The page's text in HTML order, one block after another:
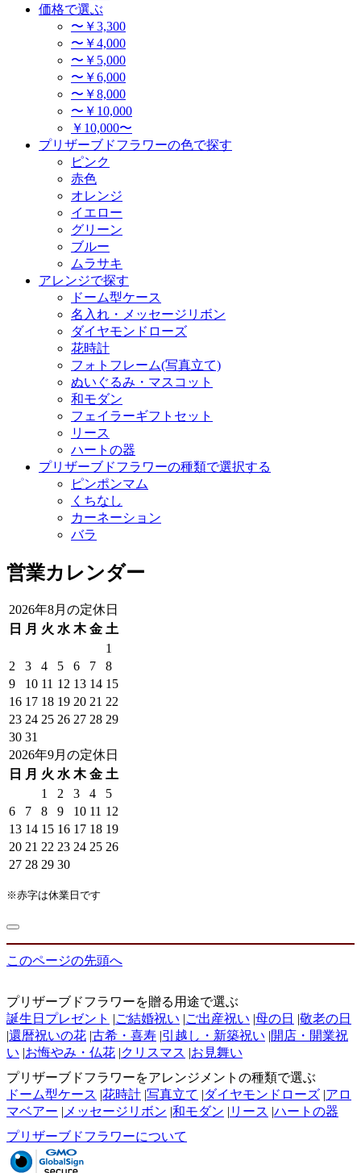
価格で選ぶ
〜￥3,300
〜￥4,000
〜￥5,000
〜￥6,000
〜￥8,000
〜￥10,000
￥10,000〜
プリザーブドフラワーの色で探す
ピンク
赤色
オレンジ
イエロー
グリーン
ブルー
ムラサキ
アレンジで探す
ドーム型ケース
名入れ・メッセージリボン
ダイヤモンドローズ
花時計
フォトフレーム(写真立て)
ぬいぐるみ・マスコット
和モダン
フェイラーギフトセット
リース
ハートの器
プリザーブドフラワーの種類で選択する
ピンポンマム
くちなし
カーネーション
バラ
営業カレンダー
2026年8月の定休日
日
月 火 水 木 金 土
1
2
3 4 5 6 7
8
9
10 11 12 13 14 15
16 17 18 19 20 21 22
23 24 25 26 27 28 29
30 31
2026年9月の定休日
日
月 火 水 木 金 土
1
2 3 4
5
6
7 8 9 10 11 12
13 14 15 16 17 18 19
20 21 22 23 24 25 26
27 28 29 30
※赤字は休業日です
このページの先頭へ
プリザーブドフラワーを贈る用途で選ぶ
誕生日プレゼント |ご結婚祝い |ご出産祝い |母の日 |敬老の日
|還暦祝いの花 |古希・喜寿 |引越し・新築祝い |開店・開業祝
い |お悔やみ・仏花 |クリスマス |お見舞い
プリザーブドフラワーをアレンジメントの種類で選ぶ
ドーム型ケース |花時計 |写真立て |ダイヤモンドローズ |アロ
マベアー | メッセージリボン |和モダン | リース |ハートの器
プリザーブドフラワーについて